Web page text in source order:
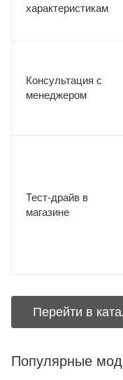
характеристикам
Консультация с
менеджером
Тест-драйв в
магазине
Перейти в
Популярные